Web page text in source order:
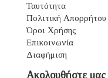
Ταυτότητα
Πολιτική Απορρήτου
Όροι Χρήσης
Επικοινωνία
Διαφήμιση
Ακολουθήστε μας